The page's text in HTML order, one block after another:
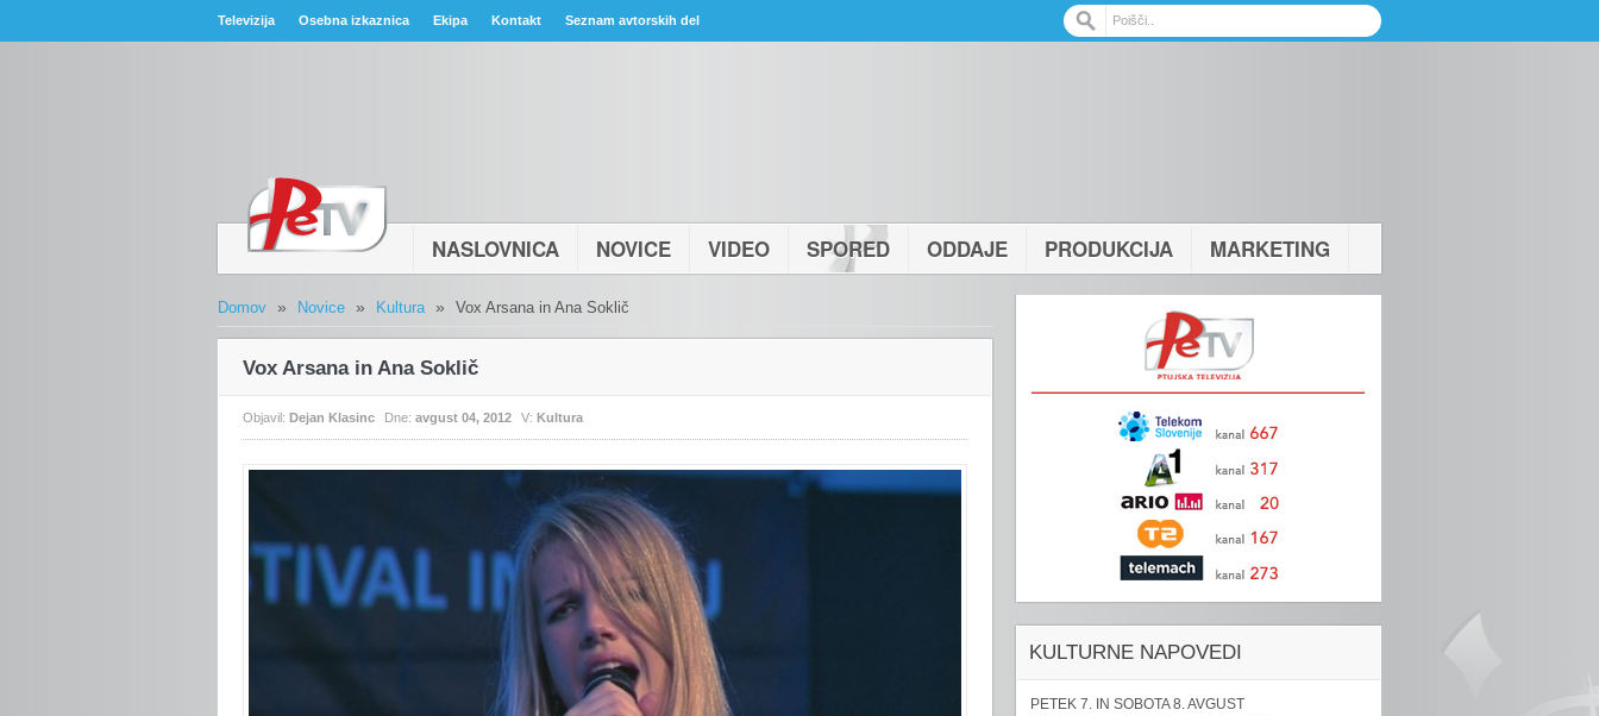
Televizija Osebna izkaznica Ekipa Kontakt Seznam avtorskih del
NASLOVNICA NOVICE VIDEO SPORED ODDAJE PRODUKCIJA MARKETING
Domov » Novice » Kultura » Vox Arsana in Ana Soklič
Vox Arsana in Ana Soklič
Objavil: Dejan Klasinc Dne: avgust 04, 2012 V: Kultura
KULTURNE NAPOVEDI
PETEK 7. IN SOBOTA 8. AVGUST